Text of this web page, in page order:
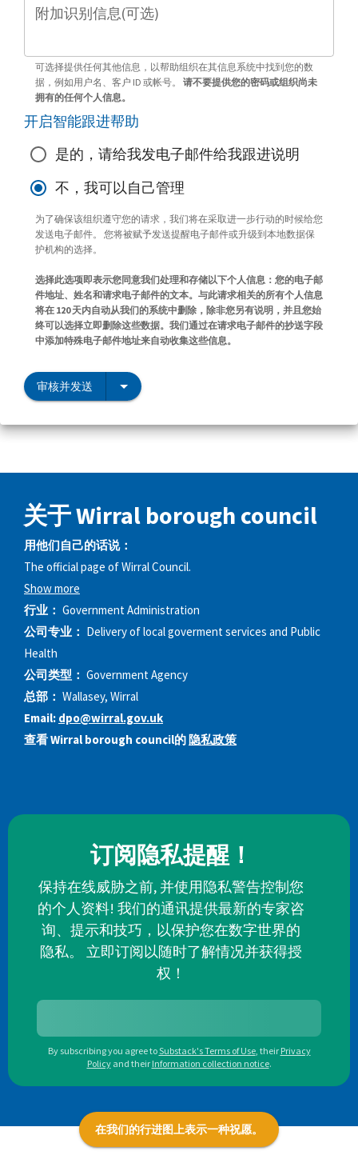
附加识别信息(可选)
可选择提供任何其他信息，以帮助组织在其信息系统中找到您的数
据，例如用户名、客户 ID 或帐号。 请不要提供您的密码或组织尚未
拥有的任何个人信息。
开启智能跟进帮助
是的，请给我发电子邮件给我跟进说明
不，我可以自己管理
为了确保该组织遵守您的请求，我们将在采取进一步行动的时候给您
发送电子邮件。 您将被赋予发送提醒电子邮件或升级到本地数据保
护机构的选择。
选择此选项即表示您同意我们处理和存储以下个人信息：您的电子邮
件地址、姓名和请求电子邮件的文本。与此请求相关的所有个人信息
将在 120 天内自动从我们的系统中删除，除非您另有说明，并且您始
终可以选择立即删除这些数据。我们通过在请求电子邮件的抄送字段
中添加特殊电子邮件地址来自动收集这些信息。
审核并发送
关于 Wirral borough council
用他们自己的话说：
The official page of Wirral Council.
Show more
行业： Government Administration
公司专业： Delivery of local goverment services and Public
Health
公司类型： Government Agency
总部： Wallasey, Wirral
Email: dpo@wirral.gov.uk
查看 Wirral borough council的 隐私政策
订阅隐私提醒！
保持在线威胁之前, 并使用隐私警告控制您
的个人资料! 我们的通讯提供最新的专家咨
询、提示和技巧，以保护您在数字世界的
隐私。 立即订阅以随时了解情况并获得授
权！
By subscribing you agree toSubstack's Terms of Use, their Privacy
Policy and their Information collection notice.
在我们的行进图上表示一种祝愿。